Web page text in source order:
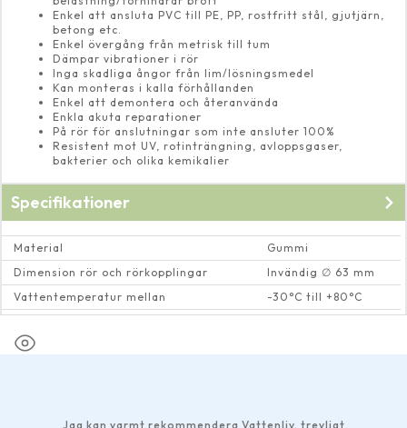
Enkel att ansluta PVC till PE, PP, rostfritt stål, gjutjärn,
betong etc.
Enkel övergång från metrisk till tum
Dämpar vibrationer i rör
Inga skadliga ångor från lim/lösningsmedel
Kan monteras i kalla förhållanden
Enkel att demontera och återanvända
Enkla akuta reparationer
På rör för anslutningar som inte ansluter 100%
Resistent mot UV, rotinträngning, avloppsgaser,
bakterier och olika kemikalier
Specifikationer
Material
Gummi
Dimension rör och rörkopplingar
Invändig ∅ 63 mm
Vattentemperatur mellan
-30°C till +80°C
Jag kan varmt rekommendera Vattenliv, trevligt